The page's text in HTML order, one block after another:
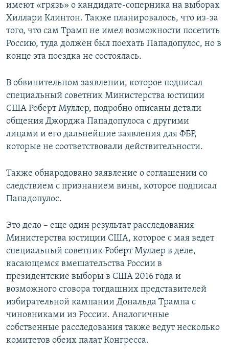
имеют «грязь» о кандидате-соперника на выборах
Хиллари Клинтон. Также планировалось, что из-за
того, что сам Трамп не имел возможности посетить
Россию, туда должен был поехать Пападопулос, но в
конце эта поездка не состоялась.
В обвинительном заявлении, которое подписал
специальный советник Министерства юстиции
США Роберт Муллер, подробно описаны детали
общения Джорджа Пападопулоса с другими
лицами и его дальнейшие заявления для ФБР,
которые не соответствовали действительности.
Также обнародовано заявление о соглашении со
следствием с признанием вины, которое подписал
Пападопулос.
Это дело – еще один результат расследования
Министерства юстиции США, которое с мая ведет
специальный советник Роберт Муллер в деле,
касающемся вмешательства России в
президентские выборы в США 2016 года и
возможного сговора тогдашних представителей
избирательной кампании Дональда Трампа с
чиновниками из России. Аналогичные
собственные расследования также ведут несколько
комитетов обеих палат Конгресса.